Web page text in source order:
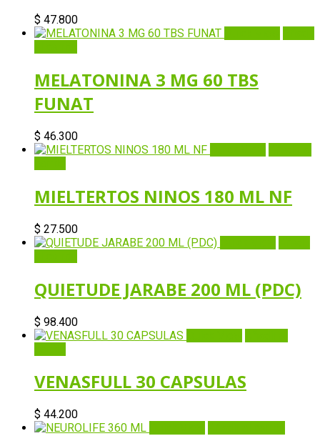
$ 47.800
MELATONINA 3 MG 60 TBS
FUNAT
$ 46.300
MIELTERTOS NINOS 180 ML NF
$ 27.500
QUIETUDE JARABE 200 ML (PDC)
$ 98.400
VENASFULL 30 CAPSULAS
$ 44.200